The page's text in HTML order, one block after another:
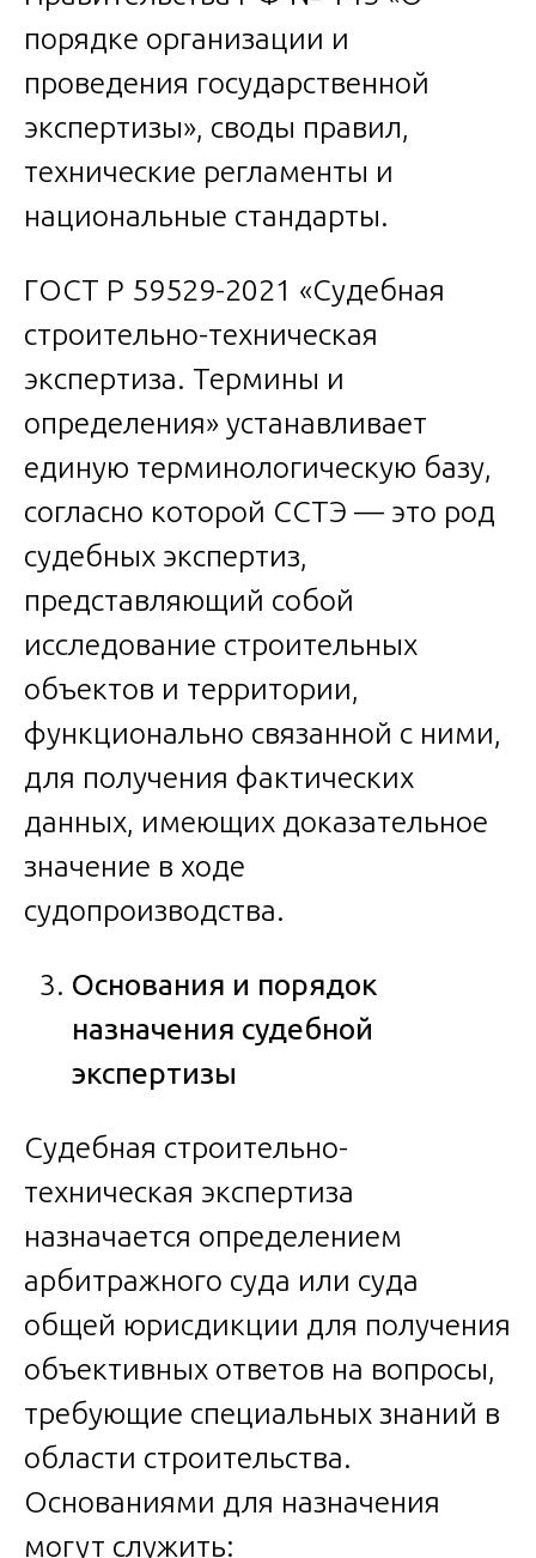
порядке организации и
проведения государственной
экспертизы», своды правил,
технические регламенты и
национальные стандарты.
ГОСТ Р 59529-2021 «Судебная
строительно-техническая
экспертиза. Термины и
определения» устанавливает
единую терминологическую базу,
согласно которой ССТЭ — это род
судебных экспертиз,
представляющий собой
исследование строительных
объектов и территории,
функционально связанной с ними,
для получения фактических
данных, имеющих доказательное
значение в ходе
судопроизводства.
Основания и порядок
назначения судебной
экспертизы
Судебная строительно-
техническая экспертиза
назначается определением
арбитражного суда или суда
общей юрисдикции для получения
объективных ответов на вопросы,
требующие специальных знаний в
области строительства.
Основаниями для назначения
могут служить: